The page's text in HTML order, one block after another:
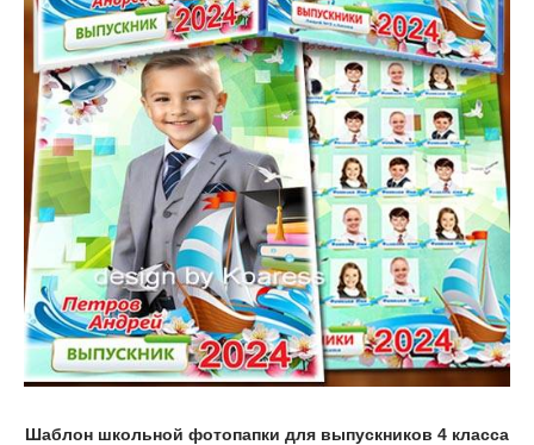
Шаблон школьной фотопапки для выпускников 4 класса